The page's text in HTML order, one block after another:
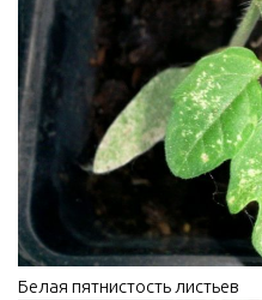
Белая пятнистость листьев